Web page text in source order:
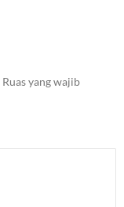
Ruas yang wajib